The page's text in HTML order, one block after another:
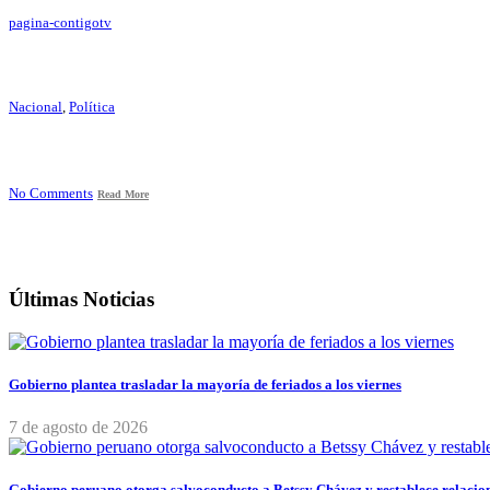
pagina-contigotv
Nacional, Política
No Comments Read More
Últimas Noticias
Gobierno plantea trasladar la mayoría de feriados a los viernes
7 de agosto de 2026